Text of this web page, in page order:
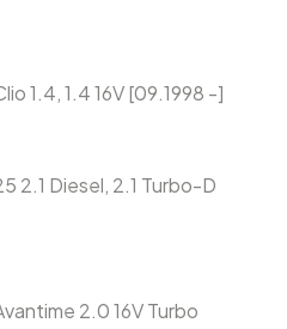
1.4, 1.4 16V [09.1998 -]
2.1 Diesel, 2.1 Turbo-D
2.0 16V Turbo